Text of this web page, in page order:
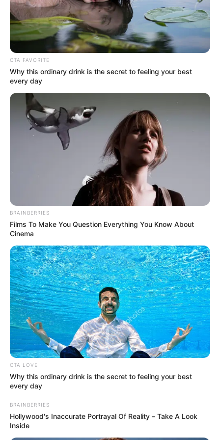
nuevo
Agustín Vuletich anotó tras un remate desde el
centro del área y puso el 2-1 para Medellín.
Sin embargo, el compromiso tendría una emoción más,
pues luego de varias llegadas por parte de las dos
escuadras, los dirigidos por Hernán Torres consiguieron
un agónico empate, pues en el primer minuto de adición,
Gustavo Ramírez definió abajo y pudo anotar el 2-2
Con las cosas de esta manera,Independiente
Medellín se ubicó en la décima posición con 20 puntos,
mientras Deportes Tolima está tercero con 28 unidades
y virtualmente clasificado. La próxima fecha tendrá a los
paisas como visitantes de Alianza Petrolera, y a Tolima
como anfitrión de América.
COMPARTIR
TEMAS RELACIONADOS
ALERTA PAISA
DEPORTIVO INDEPENDIENTE MEDELLÍN
FÚTBOL COLOMBIANO
LIGA BETPLAY DEPORTES
MANTÉNGASE EN ALERTA
Tenemos todas las noticias que le
favor, active las notificaciones de Alerta.
ACTIVAR AHORA
CTA FAVORITE
Why this ordinary drink is the secret to feeling your best
every day
BRAINBERRIES
Films To Make You Question Everything You Know About
Cinema
CTA LOVE
Why this ordinary drink is the secret to feeling your best
every day
BRAINBERRIES
Hollywood's Inaccurate Portrayal Of Reality – Take A Look
Inside